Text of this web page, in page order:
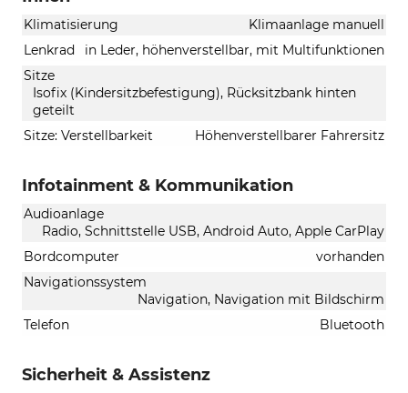
Klimatisierung
Klimaanlage manuell
Lenkrad
in Leder, höhenverstellbar, mit Multifunktionen
Sitze
Isofix (Kindersitzbefestigung), Rücksitzbank hinten
geteilt
Sitze: Verstellbarkeit
Höhenverstellbarer Fahrersitz
Infotainment & Kommunikation
Audioanlage
Radio, Schnittstelle USB, Android Auto, Apple CarPlay
Bordcomputer
vorhanden
Navigationssystem
Navigation, Navigation mit Bildschirm
Telefon
Bluetooth
Sicherheit & Assistenz